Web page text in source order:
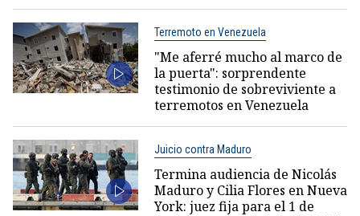
Terremoto en Venezuela
"Me aferré mucho al marco de
la puerta": sorprendente
testimonio de sobreviviente a
terremotos en Venezuela
Juicio contra Maduro
Termina audiencia de Nicolás
Maduro y Cilia Flores en Nueva
York: juez fija para el 1 de